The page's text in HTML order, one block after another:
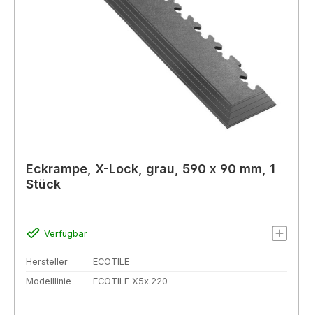
Eckrampe, X-Lock, grau, 590 x 90 mm, 1
Stück
Verfügbar
Hersteller
ECOTILE
Modelllinie
ECOTILE X5x.220